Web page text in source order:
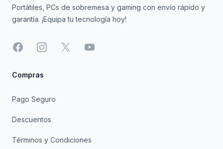
Portátiles, PCs de sobremesa y gaming con envío rápido y
garantía. ¡Equipa tu tecnología hoy!
FacebookInstagram
X YouTube
Compras
Pago Seguro
Descuentos
Términos y Condiciones